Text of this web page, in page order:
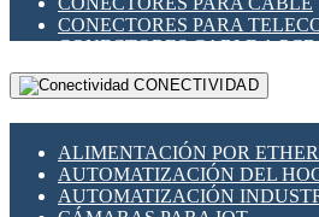
PLC -CONTROLADORES
PROGRAMADORES DE
RELÉS DE PROTECCIÓN
SENSORES CAPACITIVOS
SENSORES INDUCTIVOS
TEMPORIZADORES
VARIACS
CONECTORES PARA
CONECTORES CABLE A PCB
CONECTORES PCB A CABLE
DIP SWITCHES
HERRAMIENTAS VARIAS
ILUMINACIÓN LED
INTERRUPTORES REED
CONECTIVIDAD
ALIMENTACIÓN POR
AUTOMATIZACIÓN DEL
AUTOMATIZACIÓN